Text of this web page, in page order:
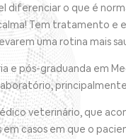
diferenciar o que é
Tem tratamento
uma rotina mais
e pós-graduanda em
veterinário, que
em casos em que o